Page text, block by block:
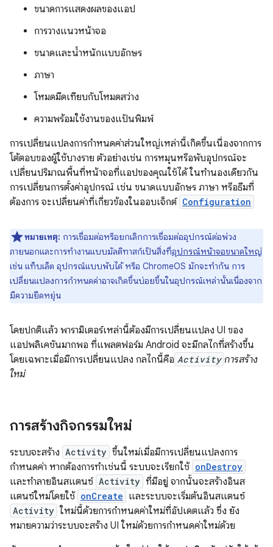
ขนาดการแสดงผลของแอป
การวางแนวหน้าจอ
ขนาดและน้ำหนักแบบอักษร
ภาษา
โหมดมืดเทียบกับโหมดสว่าง
ความพร้อมใช้งานของแป้นพิมพ์
การเปลี่ยนแปลงการกำหนดค่าส่วนใหญ่เหล่านี้เกิดขึ้นเนื่องจากการ
โต้ตอบของผู้ใช้บางราย ตัวอย่างเช่น การหมุนหรือพับอุปกรณ์จะ
เปลี่ยนปริมาณพื้นที่หน้าจอที่แอปของคุณใช้ได้ ในทำนองเดียวกัน
การเปลี่ยนการตั้งค่าอุปกรณ์ เช่น ขนาดแบบอักษร ภาษา หรือธีมที่
ต้องการ จะเปลี่ยนค่าที่เกี่ยวข้องในออบเจ็กต์ Configuration
หมายเหตุ: การเชื่อมต่อหรือยกเลิกการเชื่อมต่ออุปกรณ์ต่อพ่วง
ภายนอกและการทำงานแบบมัลติทาสก์เป็นสิ่งที่อุปกรณ์หน้าจอขนาดใหญ่
เช่น แท็บเล็ต อุปกรณ์แบบพับได้ หรือ ChromeOS มักจะทำกัน การ
เปลี่ยนแปลงการกำหนดค่าอาจเกิดขึ้นบ่อยขึ้นในอุปกรณ์เหล่านั้นเนื่องจาก
มีความยืดหยุ่น
โดยปกติแล้ว พารามิเตอร์เหล่านี้ต้องมีการเปลี่ยนแปลง UI ของ
แอปพลิเคชันมากพอ ที่แพลตฟอร์ม Android จะมีกลไกที่สร้างขึ้น
โดยเฉพาะเมื่อมีการเปลี่ยนแปลง กลไกนี้คือ Activity การสร้าง
ใหม่
การสร้างกิจกรรมใหม่
ระบบจะสร้าง Activity ขึ้นใหม่เมื่อมีการเปลี่ยนแปลงการ
กำหนดค่า หากต้องการทำเช่นนี้ ระบบจะเรียกใช้ onDestroy
และทำลายอินสแตนซ์ Activity ที่มีอยู่ จากนั้นจะสร้างอินส
แตนซ์ใหม่โดยใช้ onCreate และระบบจะเริ่มต้นอินสแตนซ์
Activity ใหม่นี้ด้วยการกำหนดค่าใหม่ที่อัปเดตแล้ว ซึ่ง ยัง
หมายความว่าระบบจะสร้าง UI ใหม่ด้วยการกำหนดค่าใหม่ด้วย